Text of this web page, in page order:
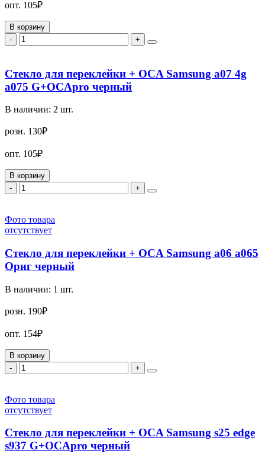
опт. 105₽
В корзину
-
+
Стекло для переклейки + OCA Samsung a07 4g
a075 G+OCApro черный
В наличии: 2 шт.
розн. 130₽
опт. 105₽
В корзину
-
+
Фото товара
отсутствует
Стекло для переклейки + OCA Samsung a06 a065
Ориг черный
В наличии: 1 шт.
розн. 190₽
опт. 154₽
В корзину
-
+
Фото товара
отсутствует
Стекло для переклейки + OCA Samsung s25 edge
s937 G+OCApro черный